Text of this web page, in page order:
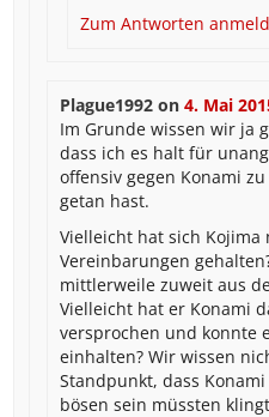
Zum Antworten
Plague1992 on4. Mai
Im Grunde wissen wir ja
dass ich es halt für
offensiv gegen Konami
getan hast.
Vielleicht hat sich Kojima
Vereinbarungen
mittlerweile zuweit aus
Vielleicht hat er Konami
versprochen und konnte
einhalten? Wir wissen
Standpunkt, dass
bösen sein müssten